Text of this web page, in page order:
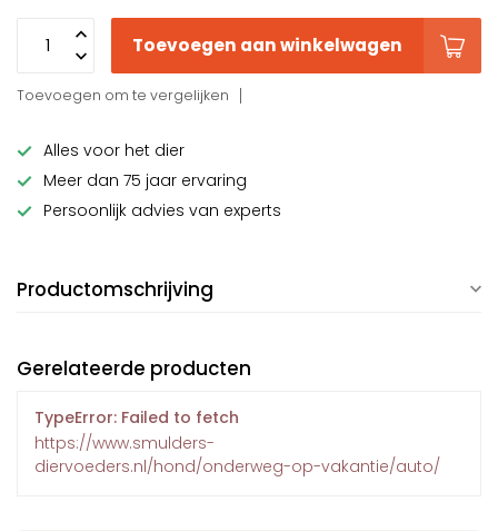
Toevoegen aan winkelwagen
Toevoegen om te vergelijken
Alles voor het dier
Meer dan 75 jaar ervaring
Persoonlijk advies van experts
Productomschrijving
Gerelateerde producten
TypeError: Failed to fetch
https://www.smulders-
diervoeders.nl/hond/onderweg-op-vakantie/auto/